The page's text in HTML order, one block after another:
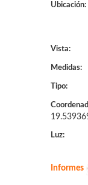
Ubicación:
Vista:
Medidas:
Tipo:
Luz:
Informes